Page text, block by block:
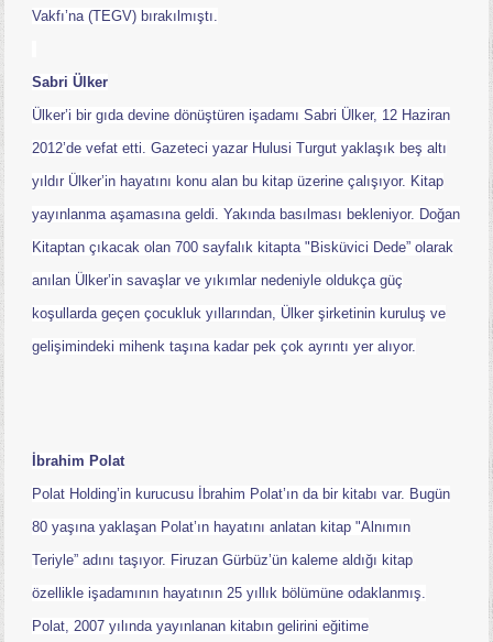
Vakfı’na (TEGV) bırakılmıştı.
Sabri Ülker
Ülker’i bir gıda devine dönüştüren işadamı Sabri Ülker, 12 Haziran
2012’de vefat etti. Gazeteci yazar Hulusi Turgut yaklaşık beş altı
yıldır Ülker’in hayatını konu alan bu kitap üzerine çalışıyor. Kitap
yayınlanma aşamasına geldi. Yakında basılması bekleniyor. Doğan
Kitaptan çıkacak olan 700 sayfalık kitapta "Bisküvici Dede” olarak
anılan Ülker’in savaşlar ve yıkımlar nedeniyle oldukça güç
koşullarda geçen çocukluk yıllarından, Ülker şirketinin kuruluş ve
gelişimindeki mihenk taşına kadar pek çok ayrıntı yer alıyor.
İbrahim Polat
Polat Holding’in kurucusu İbrahim Polat’ın da bir kitabı var. Bugün
80 yaşına yaklaşan Polat’ın hayatını anlatan kitap "Alnımın
Teriyle” adını taşıyor. Firuzan Gürbüz’ün kaleme aldığı kitap
özellikle işadamının hayatının 25 yıllık bölümüne odaklanmış.
Polat, 2007 yılında yayınlanan kitabın gelirini eğitime